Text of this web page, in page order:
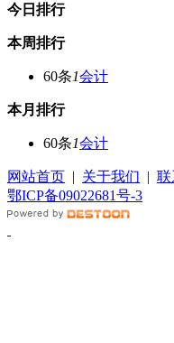
今日排行
本周排行
60条1会计
本月排行
60条1会计
网站首页 | 关于我们 | 联
鄂ICP备09022681号-3